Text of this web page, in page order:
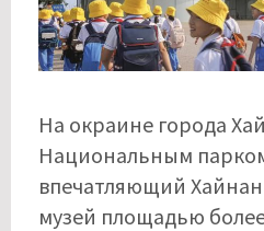
На окраине города
Национальным
впечатляющий
музей площадью